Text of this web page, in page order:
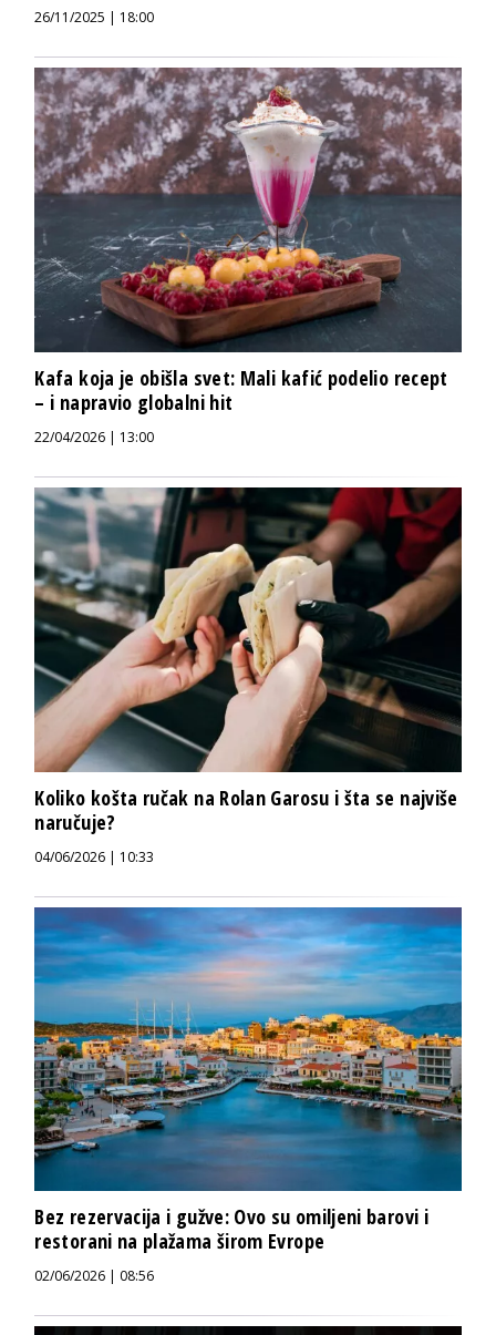
26/11/2025 | 18:00
Kafa koja je obišla svet: Mali kafić podelio recept
– i napravio globalni hit
22/04/2026 | 13:00
Koliko košta ručak na Rolan Garosu i šta se najviše
naručuje?
04/06/2026 | 10:33
Bez rezervacija i gužve: Ovo su omiljeni barovi i
restorani na plažama širom Evrope
02/06/2026 | 08:56